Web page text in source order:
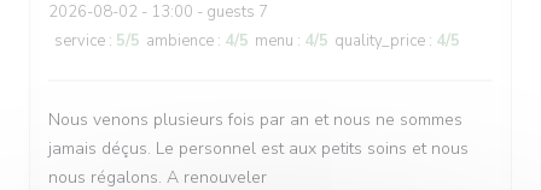
2026-08-02 - 13:00 - guests 7
service : 5/5 ambience : 4/5 menu : 4/5 quality_price : 4/5
Nous venons plusieurs fois par an et nous ne sommes
jamais déçus. Le personnel est aux petits soins et nous
nous régalons. A renouveler